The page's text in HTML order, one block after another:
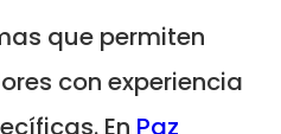
que permiten
con experiencia
En Paz